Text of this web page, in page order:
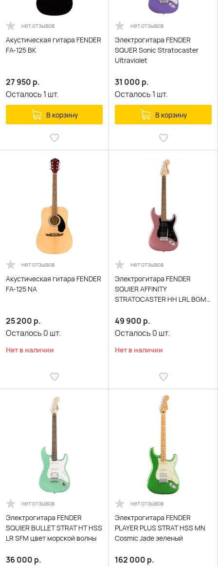
нет отзывов
Акустическая гитара FENDER
FA-125 BK
27 950 р.
Осталось 1 шт.
В корзину
нет отзывов
Электрогитара FENDER
SQUER Sonic Stratocaster
Ultraviolet
31 000 р.
Осталось 1 шт.
В корзину
нет отзывов
Акустическая гитара FENDER
FA-125 NA
25 200 р.
Осталось 0 шт.
Нет в наличии
нет отзывов
Электрогитара FENDER
SQUIER AFFINITY
STRATOCASTER HH LRL BGM
49 900 р.
Осталось 0 шт.
Нет в наличии
нет отзывов
Электрогитара FENDER
SQUIER BULLET STRAT HT HSS
LR SFM цвет морской волны
36 000 р.
нет отзывов
Электрогитара FENDER
PLAYER PLUS STRAT HSS MN
Cosmic Jade зеленый
162 000 р.